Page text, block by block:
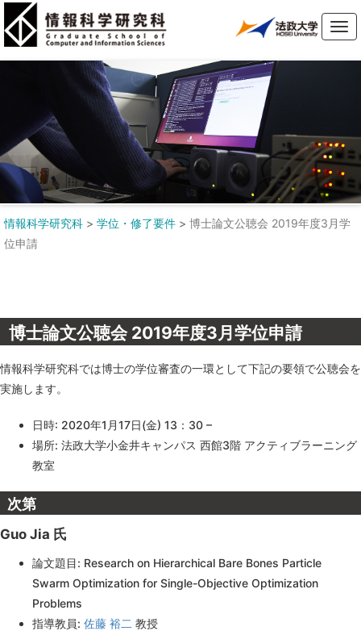
情報科学研究科 > 学位・修了要件 > 博士論文公聴会 2019年度3月学
位申請
博士論文公聴会 2019年度3月学位申請
情報科学研究科では博士の学位審査の一環として下記の要領で公聴会を
実施します。
日時: 2020年1月17日(金) 13：30 –
場所: 法政大学小金井キャンパス 西館3階 アクティブラーニング
教室
次第
Guo Jia 氏
論文題目: Research on Hierarchical Bare Bones Particle
Swarm Optimization for Single-Objective Optimization
Problems
指導教員: 佐藤 裕二 教授